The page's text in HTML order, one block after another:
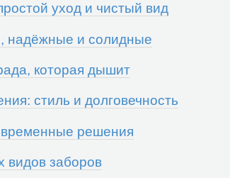
уход и чистый вид
надёжные и солидные
которая дышит
стиль и долговечность
решения
видов заборов